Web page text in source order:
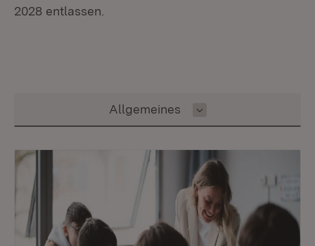
2028 entlassen.
Inhalt auswählen
Allgemeines